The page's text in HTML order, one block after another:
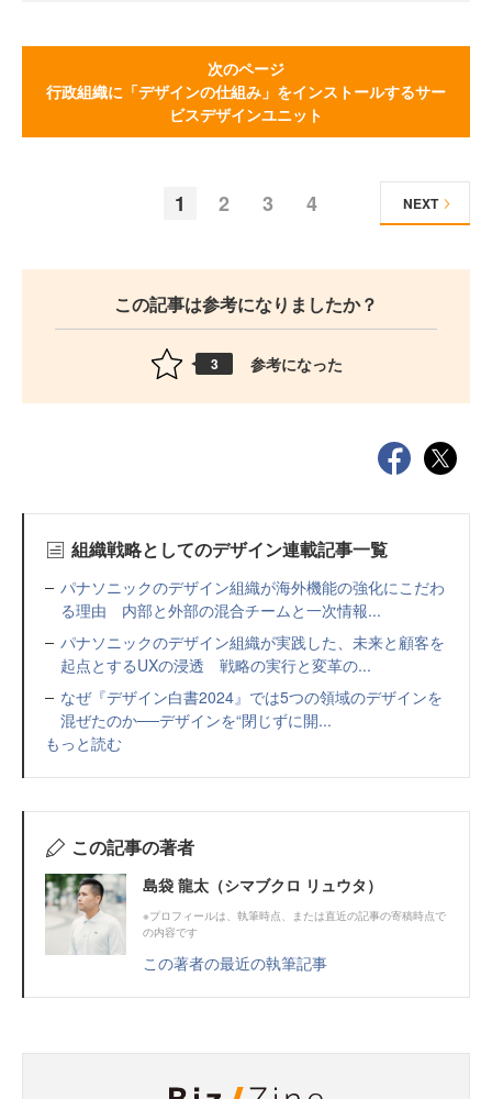
次のページ
行政組織に「デザインの仕組み」をインストールするサー
ビスデザインユニット
1 2 3 4 NEXT
この記事は参考になりましたか？
3 参考になった
組織戦略としてのデザイン連載記事一覧
パナソニックのデザイン組織が海外機能の強化にこだわ
る理由 内部と外部の混合チームと一次情報...
パナソニックのデザイン組織が実践した、未来と顧客を
起点とするUXの浸透 戦略の実行と変革の...
なぜ『デザイン白書2024』では5つの領域のデザインを
混ぜたのか──デザインを“閉じずに開...
もっと読む
この記事の著者
島袋 龍太（シマブクロ リュウタ）
※プロフィールは、執筆時点、または直近の記事の寄稿時点で
の内容です
この著者の最近の執筆記事